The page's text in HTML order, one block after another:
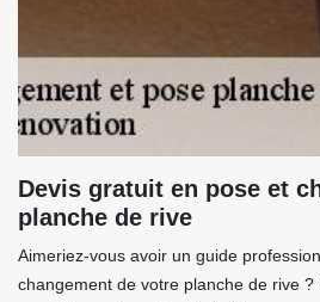
Devis gratuit en pose et
planche de rive
Aimeriez-vous avoir un guide
changement de votre planche de rive ?